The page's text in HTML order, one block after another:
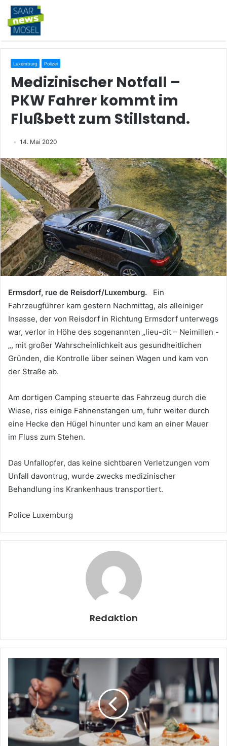
Luxemburg Polizei
Medizinischer Notfall –
PKW Fahrer kommt im
Flußbett zum Stillstand.
14. Mai 2020
Ermsdorf, rue de Reisdorf/Luxemburg. Ein
Fahrzeugführer kam gestern Nachmittag, als alleiniger
Insasse, der von Reisdorf in Richtung Ermsdorf unterwegs
war, verlor in Höhe des sogenannten „lieu-dit – Neimillen -
„, mit großer Wahrscheinlichkeit aus gesundheitlichen
Gründen, die Kontrolle über seinen Wagen und kam von
der Straße ab.
Am dortigen Camping steuerte das Fahrzeug durch die
Wiese, riss einige Fahnenstangen um, fuhr weiter durch
eine Hecke den Hügel hinunter und kam an einer Mauer
im Fluss zum Stehen.
Das Unfallopfer, das keine sichtbaren Verletzungen vom
Unfall davontrug, wurde zwecks medizinischer
Behandlung ins Krankenhaus transportiert.
Police Luxemburg
Redaktion